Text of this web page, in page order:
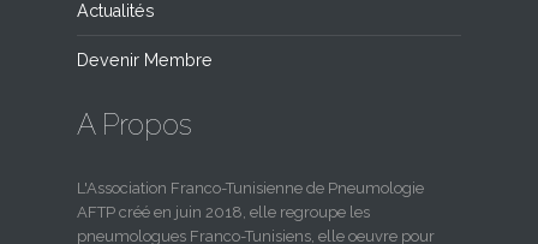
Actualités
Devenir Membre
A Propos
L'Association Franco-Tunisienne de Pneumologie
AFTP créé en juin 2018, elle regroupe les
pneumologues Franco-Tunisiens, elle oeuvre pour